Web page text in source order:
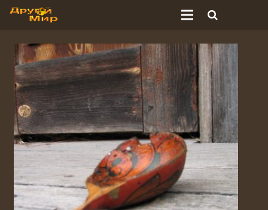
Главная
Подземное
Наземные
Поездки
Истории
Фотографии
Схемы